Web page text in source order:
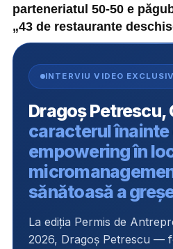
parteneriatul 50-50 e
„43 de restaurante
INTERVIU VIDEO EXCLUSIV
Dragoș Petrescu,
caracterul
empowering în
sănătoasă a
La ediția Permis de
2026, Dragoș Petrescu —